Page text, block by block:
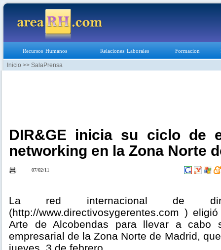
Recursos Humanos Relaciones Laborales Formacion
Inicio >> SalaPrensa
DIR&GE inicia su ciclo de
networking en la Zona Norte
07/02/11
La red internacional de
(http://www.directivosygerentes.com )
Arte de Alcobendas para llevar a cabo
empresarial de la Zona Norte de Madrid,